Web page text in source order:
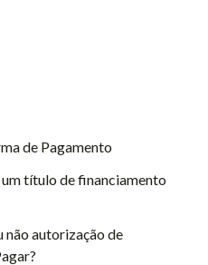
de Pagamento
título de financiamento
não autorização de